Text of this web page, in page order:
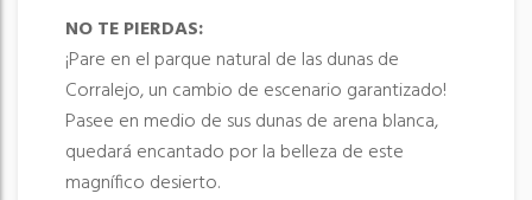
NO TE PIERDAS:
¡Pare en el parque natural de las dunas de
Corralejo, un cambio de escenario garantizado!
Pasee en medio de sus dunas de arena blanca,
quedará encantado por la belleza de este
magnífico desierto.